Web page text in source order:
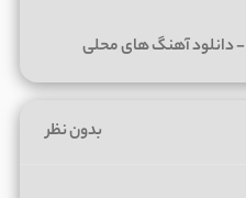
-دانلود آهنگ های محلی
بدون نظر